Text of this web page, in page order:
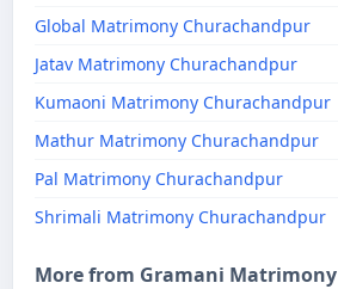
Global Matrimony Churachandpur
Jatav Matrimony Churachandpur
Kumaoni Matrimony Churachandpur
Mathur Matrimony Churachandpur
Pal Matrimony Churachandpur
Shrimali Matrimony Churachandpur
More from Gramani Matrimony